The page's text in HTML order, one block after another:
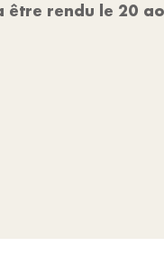
être rendu le 20